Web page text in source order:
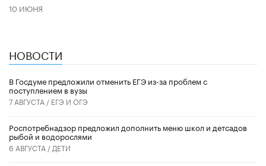
10 ИЮНЯ
НОВОСТИ
В Госдуме предложили отменить ЕГЭ из-за проблем с
поступлением в вузы
7 АВГУСТА / ЕГЭ И ОГЭ
Роспотребнадзор предложил дополнить меню школ и детсадов
рыбой и водорослями
6 АВГУСТА / ДЕТИ